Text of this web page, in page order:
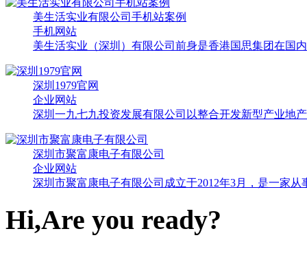
美生活实业有限公司手机站案例
手机网站
美生活实业（深圳）有限公司前身是香港国思集团在国
深圳1979官网
企业网站
深圳一九七九投资发展有限公司以整合开发新型产业地
深圳市聚富康电子有限公司
企业网站
深圳市聚富康电子有限公司成立于2012年3月，是一家
Hi,Are you ready?